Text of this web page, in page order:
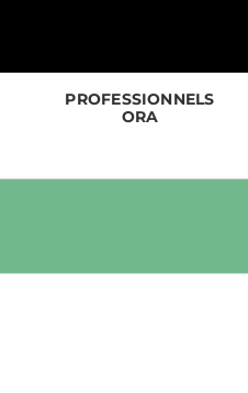
PROFESSIONNELS
ORA